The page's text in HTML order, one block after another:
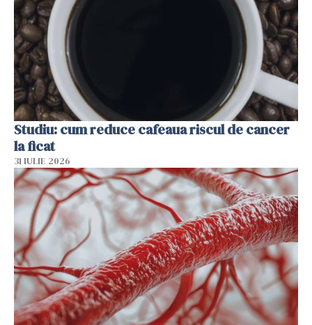
Studiu: cum reduce cafeaua riscul de cancer
la ficat
31 IULIE 2026